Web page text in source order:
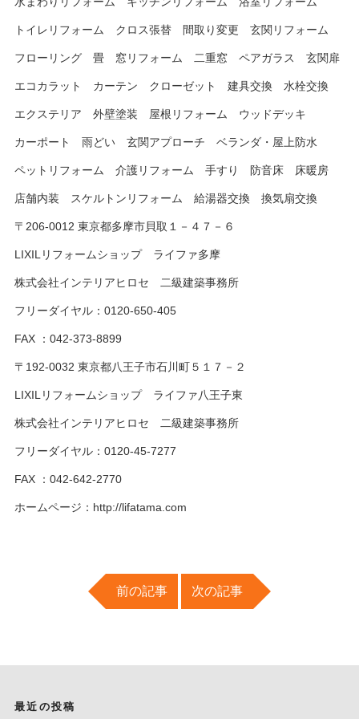
トイレリフォーム クロス張替 間取り変更 玄関リフォーム
フローリング 畳 窓リフォーム 二重窓 ペアガラス 玄関扉
エコカラット カーテン クローゼット 建具交換 水栓交換
エクステリア 外壁塗装 屋根リフォーム ウッドデッキ
カーポート 雨どい 玄関アプローチ ベランダ・屋上防水
ペットリフォーム 介護リフォーム 手すり 防音床 床暖房
店舗内装 スケルトンリフォーム 給湯器交換 換気扇交換
〒206-0012 東京都多摩市貝取１－４７－６
LIXILリフォームショップ ライファ多摩
株式会社インテリアヒロセ 二級建築事務所
フリーダイヤル：0120-650-405
FAX ：042-373-8899
〒192-0032 東京都八王子市石川町５１７－２
LIXILリフォームショップ ライファ八王子東
株式会社インテリアヒロセ 二級建築事務所
フリーダイヤル：0120-45-7277
FAX ：042-642-2770
ホームページ：http://lifatama.com
前の記事 次の記事
最近の投稿